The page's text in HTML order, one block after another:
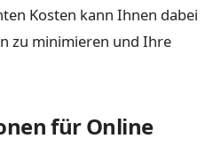
Kosten kann Ihnen dabei
zu minimieren und Ihre
für Online